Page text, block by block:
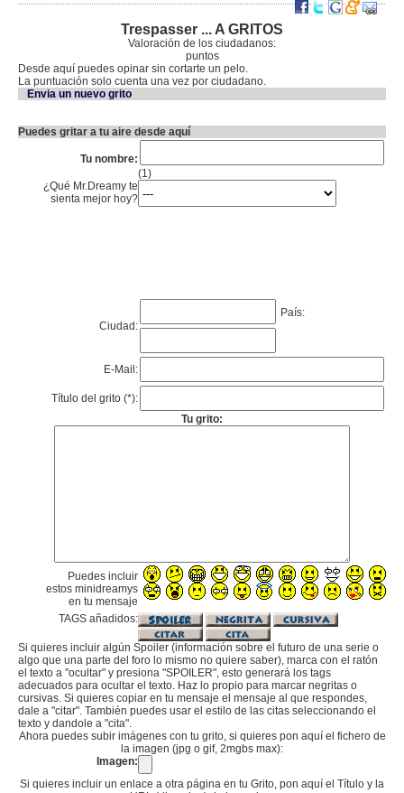
Trespasser ... A GRITOS
Valoración de los ciudadanos:
puntos
Desde aquí puedes opinar sin cortarte un pelo.
La puntuación solo cuenta una vez por ciudadano.
Envia un nuevo grito
Puedes gritar a tu aire desde aquí
Tu nombre:
(1)
¿Qué Mr.Dreamy te
sienta mejor hoy?
Ciudad:
País:
E-Mail:
Título del grito (*):
Tu grito:
Puedes incluir
estos minidreamys
en tu mensaje
TAGS añadidos:
Si quieres incluir algún Spoiler (información sobre el futuro de una serie o
algo que una parte del foro lo mismo no quiere saber), marca con el ratón
el texto a "ocultar" y presiona "SPOILER", esto generará los tags
adecuados para ocultar el texto. Haz lo propio para marcar negritas o
cursivas. Si quieres copiar en tu mensaje el mensaje al que respondes,
dale a "citar". También puedes usar el estilo de las citas seleccionando el
texto y dandole a "cita".
Ahora puedes subir imágenes con tu grito, si quieres pon aquí el fichero de
la imagen (jpg o gif, 2mgbs max):
Imagen:
Si quieres incluir un enlace a otra página en tu Grito, pon aquí el Título y la